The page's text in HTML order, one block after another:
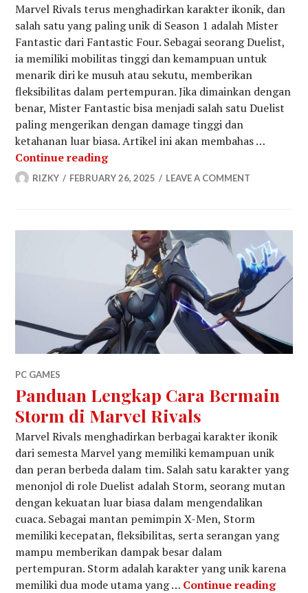
Marvel Rivals terus menghadirkan karakter ikonik, dan
salah satu yang paling unik di Season 1 adalah Mister
Fantastic dari Fantastic Four. Sebagai seorang Duelist,
ia memiliki mobilitas tinggi dan kemampuan untuk
menarik diri ke musuh atau sekutu, memberikan
fleksibilitas dalam pertempuran. Jika dimainkan dengan
benar, Mister Fantastic bisa menjadi salah satu Duelist
paling mengerikan dengan damage tinggi dan
ketahanan luar biasa. Artikel ini akan membahas …
Continue readingPanduan Lengkap Cara Bermain
RIZKY FEBRUARY 26, 2025 LEAVE A COMMENT
PC GAMES
Panduan Lengkap Cara Bermain
Storm di Marvel Rivals
Marvel Rivals menghadirkan berbagai karakter ikonik
dari semesta Marvel yang memiliki kemampuan unik
dan peran berbeda dalam tim. Salah satu karakter yang
menonjol di role Duelist adalah Storm, seorang mutan
dengan kekuatan luar biasa dalam mengendalikan
cuaca. Sebagai mantan pemimpin X-Men, Storm
memiliki kecepatan, fleksibilitas, serta serangan yang
mampu memberikan dampak besar dalam
pertempuran. Storm adalah karakter yang unik karena
memiliki dua mode utama yang … Continue reading